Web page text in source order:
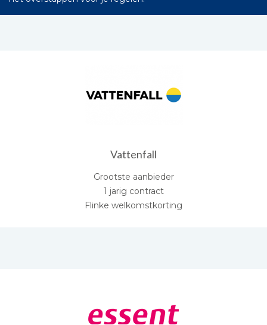
Vattenfall
Grootste aanbieder
1 jarig contract
Flinke welkomstkorting